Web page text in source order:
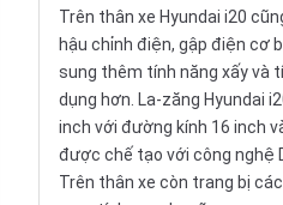
Trên thân xe Hyundai i20
hậu chỉnh điện, gập điện cơ
sung thêm tính năng xấy và
dụng hơn. La-zăng Hyundai
inch với đường kính 16 inch
được chế tạo với công nghệ
Trên thân xe còn trang bị